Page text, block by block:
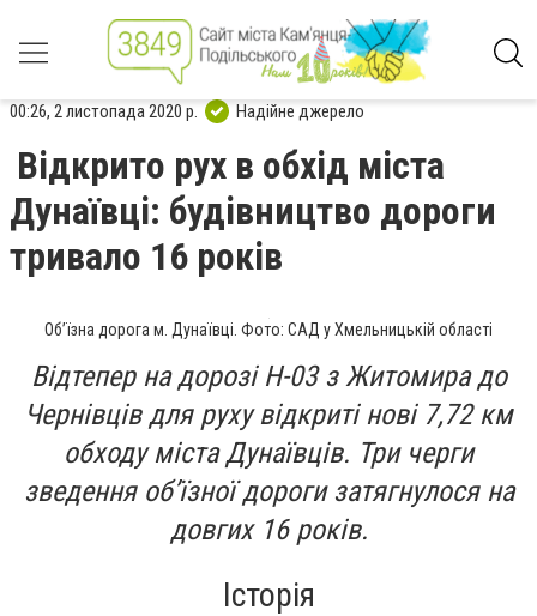
00:26, 2 листопада 2020 р. Надійне джерело
Відкрито рух в обхід міста
Дунаївці: будівництво дороги
тривало 16 років
Об’їзна дорога м. Дунаївці. Фото: САД у Хмельницькій області
Відтепер на дорозі Н-03 з Житомира до
Чернівців для руху відкриті нові 7,72 км
обходу міста Дунаївців. Три черги
зведення об’їзної дороги затягнулося на
довгих 16 років.
Історія